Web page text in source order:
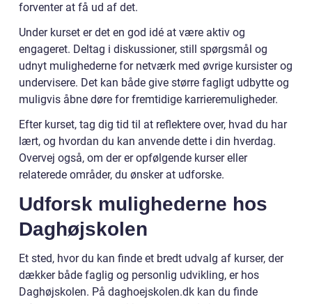
forventer at få ud af det.
Under kurset er det en god idé at være aktiv og
engageret. Deltag i diskussioner, still spørgsmål og
udnyt mulighederne for netværk med øvrige kursister og
undervisere. Det kan både give større fagligt udbytte og
muligvis åbne døre for fremtidige karrieremuligheder.
Efter kurset, tag dig tid til at reflektere over, hvad du har
lært, og hvordan du kan anvende dette i din hverdag.
Overvej også, om der er opfølgende kurser eller
relaterede områder, du ønsker at udforske.
Udforsk mulighederne hos
Daghøjskolen
Et sted, hvor du kan finde et bredt udvalg af kurser, der
dækker både faglig og personlig udvikling, er hos
Daghøjskolen. På daghoejskolen.dk kan du finde